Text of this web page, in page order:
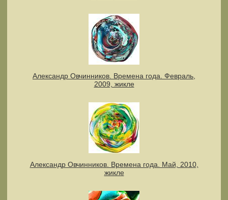
Александр Овчинников. Времена года. Февраль,
2009, жикле
Александр Овчинников. Времена года. Май, 2010,
жикле